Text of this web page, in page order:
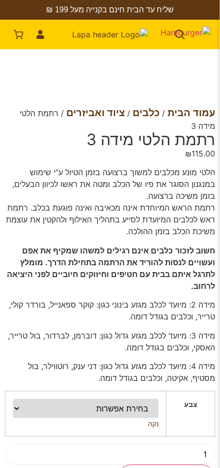
שליח עד הבית חינם בקנייה מעל 199 ₪
עמוד הבית / כלבים / ציוד ואביזרים / רתמת הלטי
מידה 3
רתמת הלטי מידה 3
₪115.00
הלטי מונע מכלבים למשוך ברצועה בזמן הטיול ע”י שימוש
במנגנון הסוגר את פיו של הכלב ומטה את ראשו לכיוון הבעלים,
בזמן משיכה ברצועה.
רתמת הראש המיוחדת אינה מכאיבה ואינה פוגעת בכלב. רתמת
ראש לכלבים המיועדת לסייע בתהליך האילוף ולהקטין את עוצמת
משיכת הכלב בזמן ההולכה.
חשוב לזכור כלבים אינם רגילים למשהו שמקיף את אפם
ועשויים לנסות להוריד את הרתמה בתחילת הדרך. מומלץ
לתרגל איתם בבית עם חטיפים וחיזוקים חיוביים לפני היציאה
לרחוב.
מידה 2: מיועד לכלב מגזע בינוני כגון: קוקר ספאנייל, בורדר קולי,
טרייר, וכלבים בגודל דומה.
מידה 3: מיועד לכלב מגזע גדול כגון: דוברמן, לברדור, בול טרייר,
האסקי, וכלבים בגודל דומה.
מידה 4: מיועד לכלב מגזע גדול כגון: דני ענק, רוטווילר, בול
מסטיף, אקיטה, וכלבים בגודל דומה.
צבע
נקה